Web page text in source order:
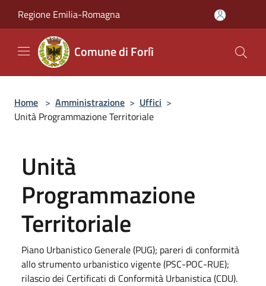
Regione Emilia-Romagna
Comune di Forlì
Home > Amministrazione > Uffici >
Unità Programmazione Territoriale
Unità
Programmazione
Territoriale
Piano Urbanistico Generale (PUG); pareri di conformità
allo strumento urbanistico vigente (PSC-POC-RUE);
rilascio dei Certificati di Conformità Urbanistica (CDU).